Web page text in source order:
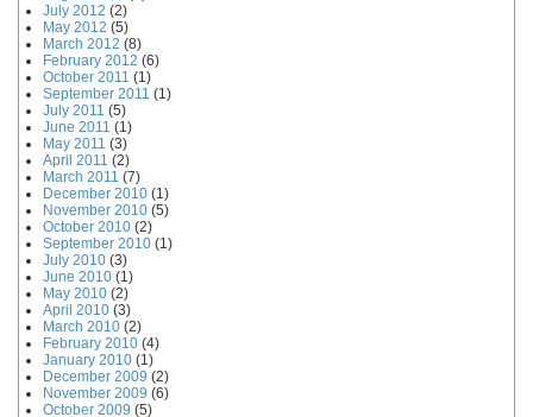
July 2012 (2)
May 2012 (5)
March 2012 (8)
February 2012 (6)
October 2011 (1)
September 2011 (1)
July 2011 (5)
June 2011 (1)
May 2011 (3)
April 2011 (2)
March 2011 (7)
December 2010 (1)
November 2010 (5)
October 2010 (2)
September 2010 (1)
July 2010 (3)
June 2010 (1)
May 2010 (2)
April 2010 (3)
March 2010 (2)
February 2010 (4)
January 2010 (1)
December 2009 (2)
November 2009 (6)
October 2009 (5)